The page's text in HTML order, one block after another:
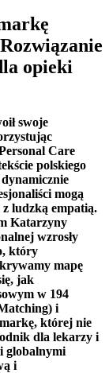
opieki
swoje
Care
polskiego
mogą
z ludzką empatią.
Katarzyny
wzrosły
który
mapę
jak
w 194
i
której nie
dla lekarzy i
globalnymi
i